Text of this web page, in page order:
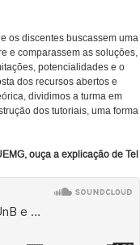
os discentes buscassem uma
e comparassem as soluções,
potencialidades e o
dos recursos abertos e
dividimos a turma em
dos tutoriais, uma forma
ouça a explicação de Tel